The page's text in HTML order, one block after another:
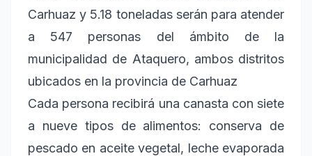
Carhuaz y 5.18 toneladas serán para atender
a 547 personas del ámbito de la
municipalidad de Ataquero, ambos distritos
ubicados en la provincia de Carhuaz
Cada persona recibirá una canasta con siete
a nueve tipos de alimentos: conserva de
pescado en aceite vegetal, leche evaporada